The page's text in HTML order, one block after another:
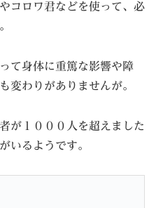
コロワ君などを使って、必
て身体に重篤な影響や障
変わりがありませんが。
が１０００人を超えました
いるようです。